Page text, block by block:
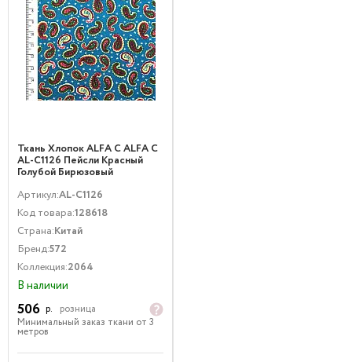
Ткань Хлопок ALFA C ALFA C
AL-C1126 Пейсли Красный
Голубой Бирюзовый
Артикул:AL-C1126
Код товара:128618
Страна:Китай
Бренд:572
Коллекция:2064
В наличии
506 р.
розница
Минимальный заказ ткани от 3
метров